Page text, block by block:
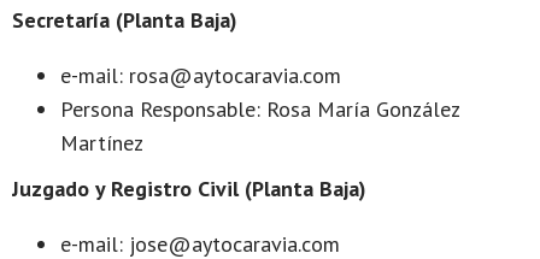
Secretaría (Planta Baja)
e-mail: rosa@aytocaravia.com
Persona Responsable: Rosa María González
Martínez
Juzgado y Registro Civil (Planta Baja)
e-mail: jose@aytocaravia.com